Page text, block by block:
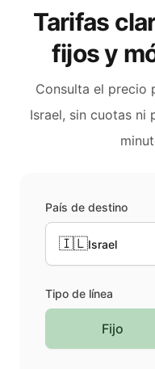
Tarifas
fijos y
Consulta el precio
Israel, sin cuotas ni
País de destino
🇮🇱Israel
Tipo de línea
Fijo